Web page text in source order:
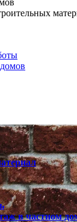
в частном